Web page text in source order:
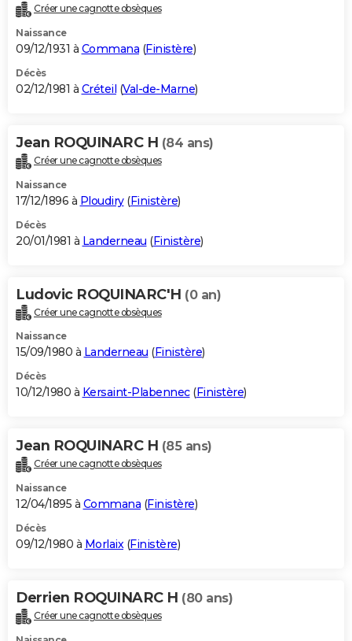
Créer une cagnotte obsèques
Naissance
09/12/1931 à Commana (Finistère)
Décès
02/12/1981 à Créteil (Val-de-Marne)
Jean ROQUINARC H (84 ans)
Créer une cagnotte obsèques
Naissance
17/12/1896 à Ploudiry(Finistère)
Décès
20/01/1981 à Landerneau (Finistère)
Ludovic ROQUINARC'H (0 an)
Créer une cagnotte obsèques
Naissance
15/09/1980 à Landerneau (Finistère)
Décès
10/12/1980 à Kersaint-Plabennec(Finistère)
Jean ROQUINARC H (85 ans)
Créer une cagnotte obsèques
Naissance
12/04/1895 à Commana (Finistère)
Décès
09/12/1980 à Morlaix(Finistère)
Derrien ROQUINARC H (80 ans)
Créer une cagnotte obsèques